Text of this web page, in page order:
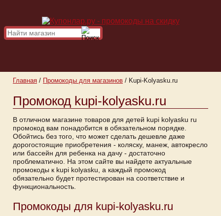
Главная / Промокоды для магазинов / Kupi-Kolyasku.ru
Промокод kupi-kolyasku.ru
В отличном магазине товаров для детей kupi kolyasku ru
промокод вам понадобится в обязательном порядке.
Обойтись без того, что может сделать дешевле даже
дорогостоящие приобретения - коляску, манеж, автокресло
или бассейн для ребенка на дачу - достаточно
проблематично. На этом сайте вы найдете актуальные
промокоды к kupi kolyasku, а каждый промокод
обязательно будет протестирован на соответствие и
функциональность.
Промокоды для kupi-kolyasku.ru